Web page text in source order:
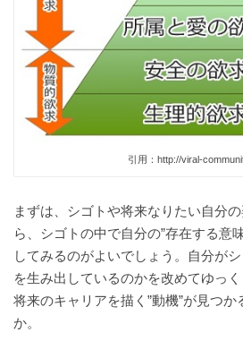
引用：http://viral-
まずは、シゴトや将来なりたい自分
ら、シゴトの中で自分の”存在する意
してみるのがよいでしょう。自分が
を生み出しているのかを改めてゆっく
将来のキャリアを描く”動機”が見つか
か。